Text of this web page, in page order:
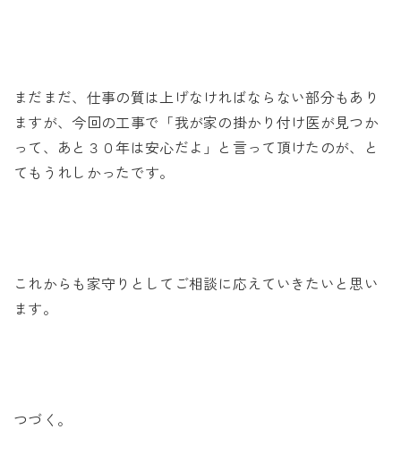
まだまだ、仕事の質は上げなければならない部分もあり
ますが、今回の工事で「我が家の掛かり付け医が見つか
って、あと３０年は安心だよ」と言って頂けたのが、と
てもうれしかったです。
これからも家守りとしてご相談に応えていきたいと思い
ます。
つづく。